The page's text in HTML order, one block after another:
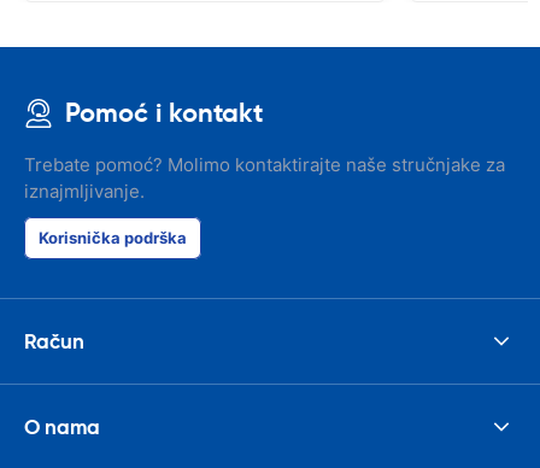
Pomoć i kontakt
Trebate pomoć? Molimo kontaktirajte naše stručnjake za
iznajmljivanje.
Korisnička podrška
Račun
O nama